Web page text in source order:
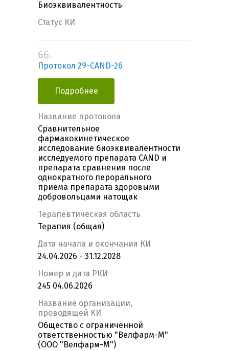
Биоэквивалентность
Статус КИ
66.
Протокол 29-CAND-26
Подробнее
Название протокола
Сравнительное
фармакокинетическое
исследование биоэквивалентности
исследуемого препарата CAND и
препарата сравнения после
однократного перорального
приема препарата здоровыми
добровольцами натощак
Терапевтическая область
Терапия (общая)
Дата начала и окончания КИ
24.04.2026 - 31.12.2028
Номер и дата РКИ
245 04.06.2026
Название организации,
проводящей КИ
Общество с ограниченной
ответственностью "Велфарм-М"
(ООО "Велфарм-М")